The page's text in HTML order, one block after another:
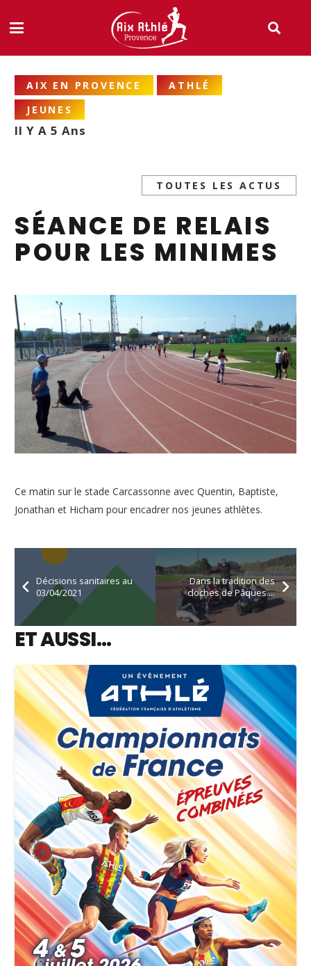
AIX EN PROVENCE
ATHLÉ
JEUNES
Il Y A 5 Ans
TOUTES LES ACTUS
SÉANCE DE RELAIS
POUR LES MINIMES
Ce matin sur le stade Carcassonne avec Quentin, Baptiste,
Jonathan et Hicham pour encadrer nos jeunes athlètes.
Décisions sanitaires au
03/04/2021
Dans la tradition des
cloches de Pâques …
ET AUSSI…